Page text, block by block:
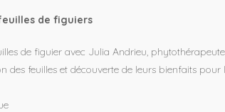
de figuiers
de figuier avec Julia Andrieu, phytothérapeute
des feuilles et découverte de leurs bienfaits pour